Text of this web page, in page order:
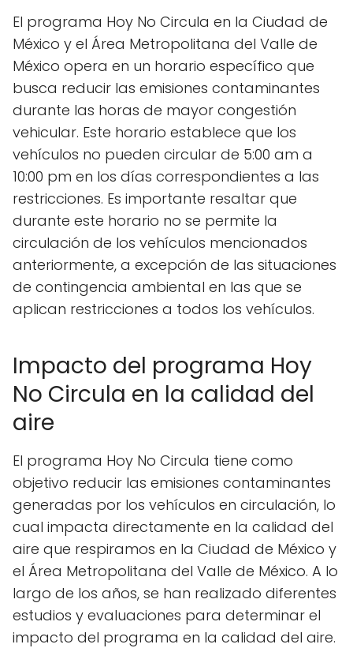
El programa Hoy No Circula en la Ciudad de
México y el Área Metropolitana del Valle de
México opera en un horario específico que
busca reducir las emisiones contaminantes
durante las horas de mayor congestión
vehicular. Este horario establece que los
vehículos no pueden circular de 5:00 am a
10:00 pm en los días correspondientes a las
restricciones. Es importante resaltar que
durante este horario no se permite la
circulación de los vehículos mencionados
anteriormente, a excepción de las situaciones
de contingencia ambiental en las que se
aplican restricciones a todos los vehículos.
Impacto del programa Hoy
No Circula en la calidad del
aire
El programa Hoy No Circula tiene como
objetivo reducir las emisiones contaminantes
generadas por los vehículos en circulación, lo
cual impacta directamente en la calidad del
aire que respiramos en la Ciudad de México y
el Área Metropolitana del Valle de México. A lo
largo de los años, se han realizado diferentes
estudios y evaluaciones para determinar el
impacto del programa en la calidad del aire.